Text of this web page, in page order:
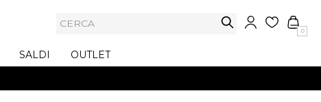
0
SALDI OUTLET